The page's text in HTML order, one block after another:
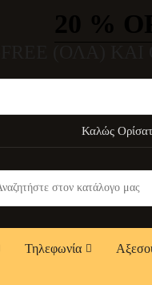
Καλώς
Τηλεφωνία